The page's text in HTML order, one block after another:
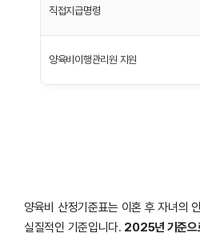
직접지급명령
양육비이행관리원 지원
양육비 산정기준표는 이혼 후 자녀의
실질적인 기준입니다. 2025년 기준으